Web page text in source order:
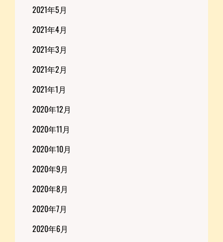
2021年5月
2021年4月
2021年3月
2021年2月
2021年1月
2020年12月
2020年11月
2020年10月
2020年9月
2020年8月
2020年7月
2020年6月